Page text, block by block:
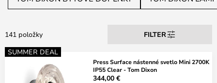
141 položky
FILTER
SUMMER DEAL
Press Surface nástenné svetlo Mini 2700K
IP55 Clear - Tom Dixon
344,00 €